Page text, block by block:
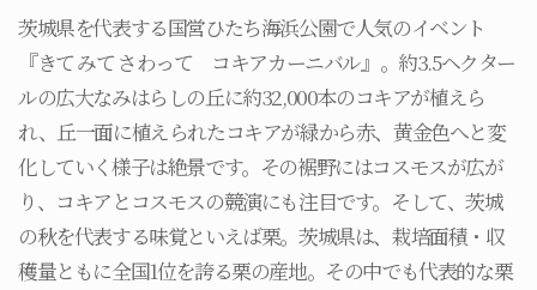
茨城県を代表する国営ひたち海浜公園で人気のイベント
『きて みて さわって コキアカーニバル』。約3.5ヘクター
ルの広大なみはらしの丘に約32,000本のコキアが植えら
れ、丘一面に植えられたコキアが緑から赤、黄金色へと変
化していく様子は絶景です。その裾野にはコスモスが広が
り、コキアとコスモスの競演にも注目です。そして、茨城
の秋を代表する味覚といえば栗。茨城県は、栽培面積・収
穫量ともに全国1位を誇る栗の産地。その中でも代表的な栗